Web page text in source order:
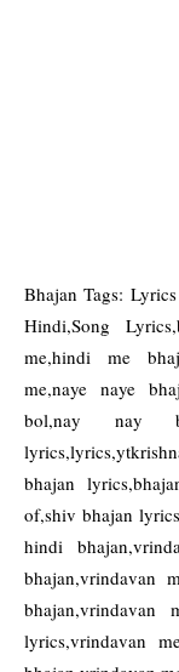
Bhajan Tags:
Hindi,Song
me,hindi me
me,naye naye
bol,nay nay
bhajan
of,shiv bhajan
hindi
bhajan,vrindavan
lyrics,vrindavan